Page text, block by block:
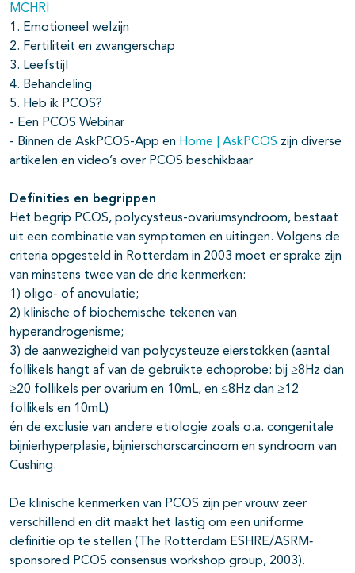
MCHRI
1. Emotioneel welzijn
2. Fertiliteit en zwangerschap
3. Leefstijl
4. Behandeling
5. Heb ik PCOS?
- Een PCOS Webinar
- Binnen de AskPCOS-App en Home | AskPCOS zijn diverse
artikelen en video’s over PCOS beschikbaar
Definities en begrippen
Het begrip PCOS, polycysteus-ovariumsyndroom, bestaat
uit een combinatie van symptomen en uitingen. Volgens de
criteria opgesteld in Rotterdam in 2003 moet er sprake zijn
van minstens twee van de drie kenmerken:
1) oligo- of anovulatie;
2) klinische of biochemische tekenen van
hyperandrogenisme;
3) de aanwezigheid van polycysteuze eierstokken (aantal
follikels hangt af van de gebruikte echoprobe: bij ≥8Hz dan
≥20 follikels per ovarium en 10mL, en ≤8Hz dan ≥12
follikels en 10mL)
én de exclusie van andere etiologie zoals o.a. congenitale
bijnierhyperplasie, bijnierschorscarcinoom en syndroom van
Cushing.
De klinische kenmerken van PCOS zijn per vrouw zeer
verschillend en dit maakt het lastig om een uniforme
definitie op te stellen (The Rotterdam ESHRE/ASRM‐
sponsored PCOS consensus workshop group, 2003).